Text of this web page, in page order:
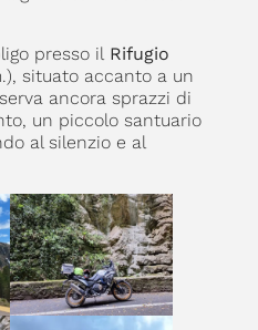
presso il Rifugio
situato accanto a un
ancora sprazzi di
un piccolo santuario
al silenzio e al